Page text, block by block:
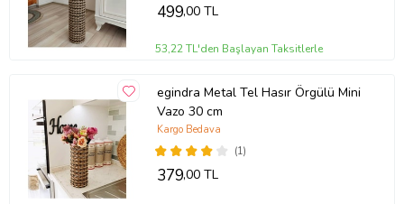
499,00 TL
53,22 TL'den Başlayan Taksitlerle
egindra Metal Tel Hasır Örgülü Mini
Vazo 30 cm
(1)
Kargo Bedava
379,00 TL